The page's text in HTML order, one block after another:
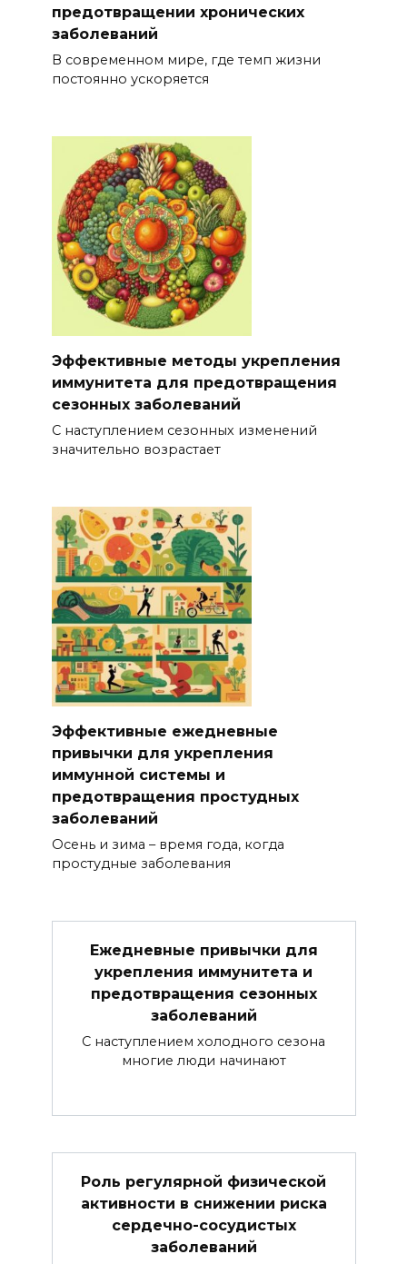
предотвращении хронических
заболеваний
В современном мире, где темп жизни
постоянно ускоряется
Эффективные методы укрепления
иммунитета для предотвращения
сезонных заболеваний
С наступлением сезонных изменений
значительно возрастает
Эффективные ежедневные
привычки для укрепления
иммунной системы и
предотвращения простудных
заболеваний
Осень и зима – время года, когда
простудные заболевания
Ежедневные привычки для
укрепления иммунитета и
предотвращения сезонных
заболеваний
С наступлением холодного сезона
многие люди начинают
Роль регулярной физической
активности в снижении риска
сердечно-сосудистых
заболеваний